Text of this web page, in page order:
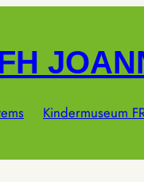
Kindermuseum